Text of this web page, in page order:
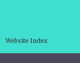
Website Index